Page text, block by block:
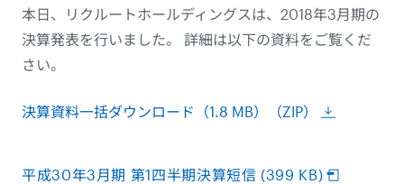
本日、リクルートホールディングスは、2018年3月期の
決算発表を行いました。 詳細は以下の資料をご覧くだ
さい。
決算資料一括ダウンロード（1.8 MB）（ZIP）
平成30年3月期 第1四半期決算短信 (399 KB)